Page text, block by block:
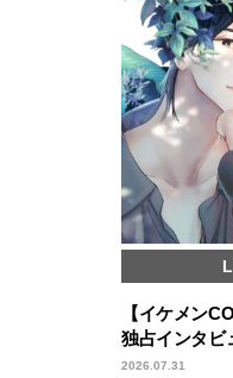
【イケメン
独占インタビ
2026.07.31